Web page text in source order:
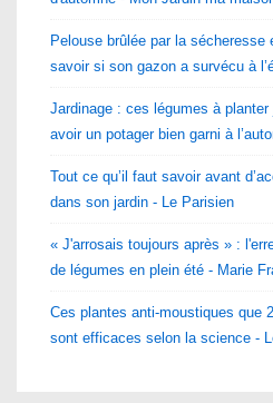
Pelouse brûlée par la
savoir si son gazon a survécu à
Jardinage : ces légumes à
avoir un potager bien garni à
Tout ce qu’il faut savoir avant
dans son jardin - Le Parisien
« J'arrosais toujours après » :
de légumes en plein été - Marie
Ces plantes anti-moustiques que
sont efficaces selon la science -